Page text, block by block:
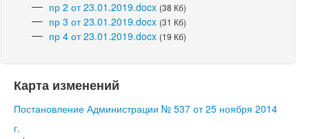
пр 2 от 23.01.2019.docx (38 Кб)
пр 3 от 23.01.2019.docx (31 Кб)
пр 4 от 23.01.2019.docx (19 Кб)
Карта изменений
Постановление Администрации № 537 от 25 ноября 2014
г.